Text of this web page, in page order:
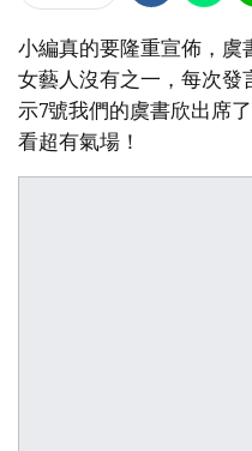
小編真的要隆重宣佈，虞
女藝人沒有之一，每次發
示7號我們的虞書欣出席
看超有氣場！